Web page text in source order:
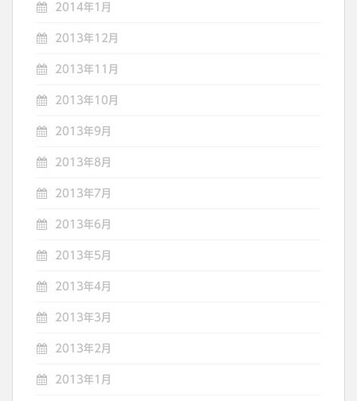
2014年1月
2013年12月
2013年11月
2013年10月
2013年9月
2013年8月
2013年7月
2013年6月
2013年5月
2013年4月
2013年3月
2013年2月
2013年1月